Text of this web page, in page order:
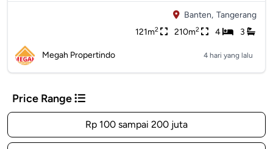
Banten, Tangerang
121m2 210m2 4 3
Megah Propertindo 4 hari yang lalu
Price Range
Rp 100 sampai 200 juta